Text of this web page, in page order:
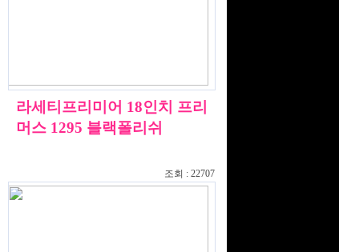
라세티프리미어 18인치 프리
머스 1295 블랙폴리쉬
조회 : 22707